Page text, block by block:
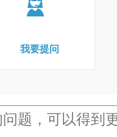
我要提问